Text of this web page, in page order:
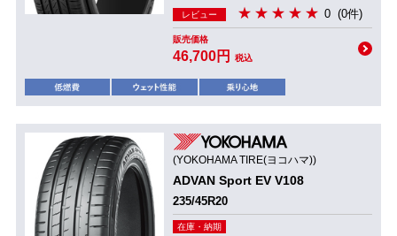
レビュー 0 (0件)
販売価格
46,700円 税込
(YOKOHAMA TIRE(ヨコハマ))
ADVAN Sport EV V108
235/45R20
在庫・納期